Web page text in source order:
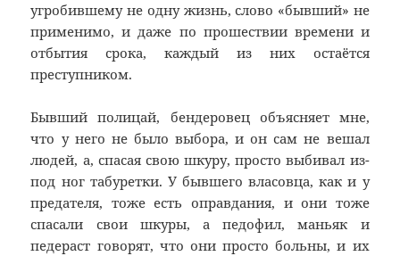
угробившему не одну жизнь, слово «бывший» не
применимо, и даже по прошествии времени и
отбытия срока, каждый из них остаётся
преступником.
Бывший полицай, бендеровец объясняет мне,
что у него не было выбора, и он сам не вешал
людей, а, спасая свою шкуру, просто выбивал из-
под ног табуретки. У бывшего власовца, как и у
предателя, тоже есть оправдания, и они тоже
спасали свои шкуры, а педофил, маньяк и
педераст говорят, что они просто больны, и их